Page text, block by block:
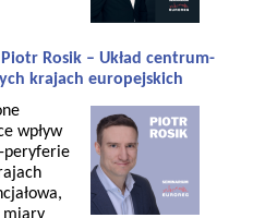
Rosik – Układ centrum-
krajach europejskich
wpływ
peryferie